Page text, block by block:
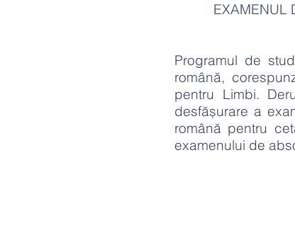
EXAMENUL
Programul de
română,
pentru Limbi.
desfășurare a
română pentru
examenului de